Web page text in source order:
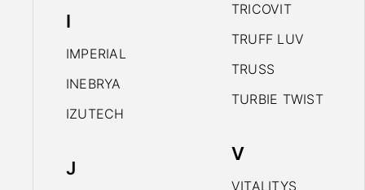
I
IMPERIAL
INEBRYA
IZUTECH
J
TRICOVIT
TRUFF LUV
TRUSS
TURBIE TWIST
V
VITALITYS